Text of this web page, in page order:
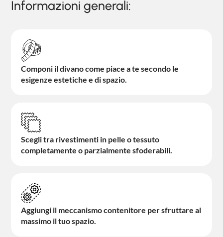
Informazioni generali:
Componi il divano come piace a te secondo le
esigenze estetiche e di spazio.
Scegli tra rivestimenti in pelle o tessuto
completamente o parzialmente sfoderabili.
Aggiungi il meccanismo contenitore per sfruttare al
massimo il tuo spazio.